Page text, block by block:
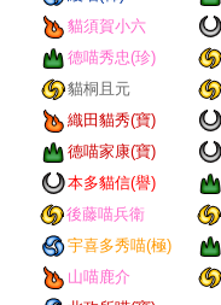
貓須賀小六
德喵秀忠(珍)
貓桐且元
織田貓秀(寶)
德喵家康(寶)
本多貓信(譽)
後藤喵兵衛
宇喜多秀喵(極)
山喵鹿介